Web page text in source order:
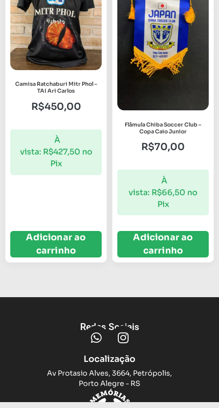
Camisa Ratchaburi Mitr Phol –
TAI Ari Carlos
R$450,00
À
vista: R$427,50 no
Pix
Adicionar ao
carrinho
Flâmula Chiba Soccer Club –
Copa Caio Junior
R$70,00
À
vista: R$66,50 no
Pix
Adicionar ao
carrinho
Redes Sociais
Localização
Av Protasio Alves, 3664, Petrópolis,
Porto Alegre - RS